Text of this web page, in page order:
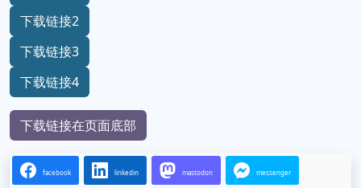
下载链接2
下载链接3
下载链接4
下载链接在页面底部
facebook linkedin mastodon messenger